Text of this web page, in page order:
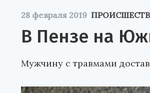
28 февраля 2019
В Пензе на
Мужчину с травмами